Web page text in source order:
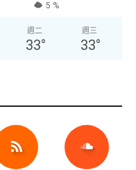
5 %
週二
33°
週三
33°